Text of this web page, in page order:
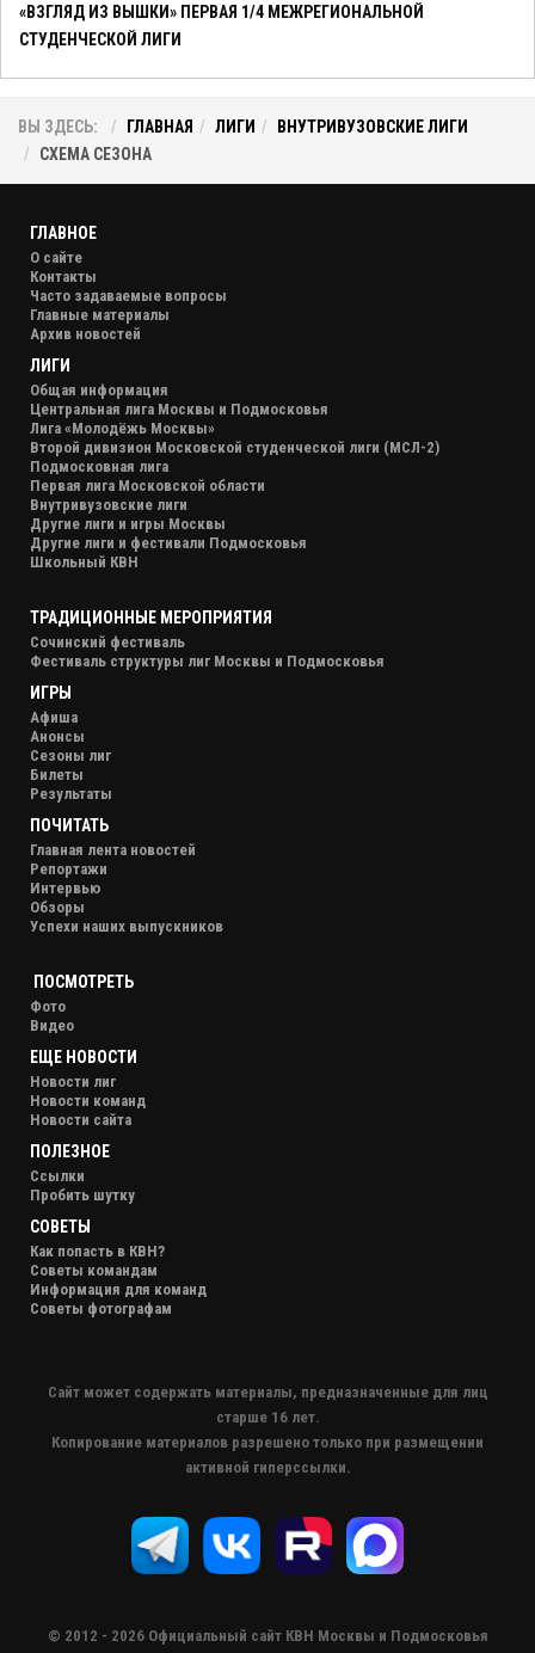
«ВЗГЛЯД ИЗ ВЫШКИ» ПЕРВАЯ 1/4 МЕЖРЕГИОНАЛЬНОЙ
СТУДЕНЧЕСКОЙ ЛИГИ
ВЫ ЗДЕСЬ: ГЛАВНАЯ ЛИГИ
ВНУТРИВУЗОВСКИЕ ЛИГИ
СХЕМА СЕЗОНА
ГЛАВНОЕ
О сайте
Контакты
Часто задаваемые вопросы
Главные материалы
Архив новостей
ЛИГИ
Общая информация
Центральная лига Москвы и Подмосковья
Лига «Молодёжь Москвы»
Второй дивизион Московской студенческой лиги (МСЛ-2)
Подмосковная лига
Первая лига Московской области
Внутривузовские лиги
Другие лиги и игры Москвы
Другие лиги и фестивали Подмосковья
Школьный КВН
ТРАДИЦИОННЫЕ МЕРОПРИЯТИЯ
Сочинский фестиваль
Фестиваль структуры лиг Москвы и Подмосковья
ИГРЫ
Афиша
Анонсы
Сезоны лиг
Билеты
Результаты
ПОЧИТАТЬ
Главная лента новостей
Репортажи
Интервью
Обзоры
Успехи наших выпускников
ПОСМОТРЕТЬ
Фото
Видео
ЕЩЕ НОВОСТИ
Новости лиг
Новости команд
Новости сайта
ПОЛЕЗНОЕ
Ссылки
Пробить шутку
СОВЕТЫ
Как попасть в КВН?
Советы командам
Информация для команд
Советы фотографам
Сайт может содержать материалы, предназначенные для лиц
старше 16 лет.
Копирование материалов разрешено только при размещении
активной гиперссылки.
© 2012 - 2026 Официальный сайт КВН Москвы и Подмосковья